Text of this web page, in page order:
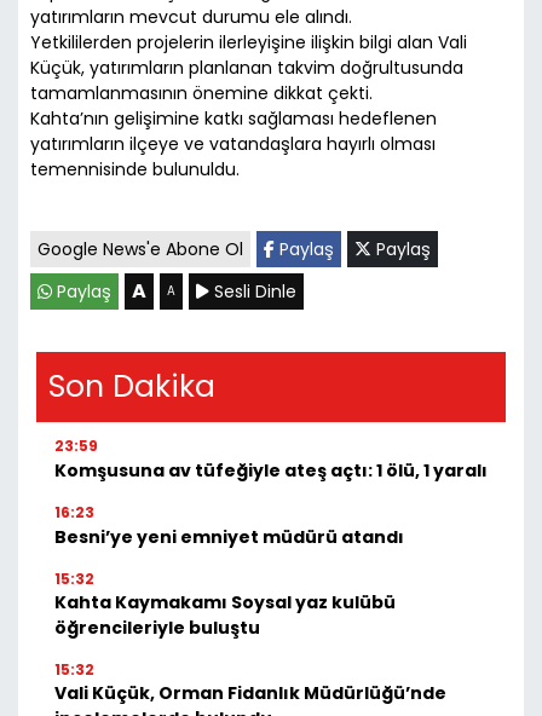
yatırımların mevcut durumu ele alındı.
Yetkililerden projelerin ilerleyişine ilişkin bilgi alan Vali
Küçük, yatırımların planlanan takvim doğrultusunda
tamamlanmasının önemine dikkat çekti.
Kahta’nın gelişimine katkı sağlaması hedeflenen
yatırımların ilçeye ve vatandaşlara hayırlı olması
temennisinde bulunuldu.
Google News'e Abone Ol Paylaş
Paylaş
Paylaş
A A Sesli Dinle
Son Dakika
23:59
Komşusuna av tüfeğiyle ateş açtı: 1 ölü, 1 yaralı
16:23
Besni’ye yeni emniyet müdürü atandı
15:32
Kahta Kaymakamı Soysal yaz kulübü
öğrencileriyle buluştu
15:32
Vali Küçük, Orman Fidanlık Müdürlüğü’nde